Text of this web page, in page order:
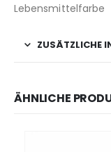
Lebensmittelfarbe
ZUSÄTZLICHE
ÄHNLICHE